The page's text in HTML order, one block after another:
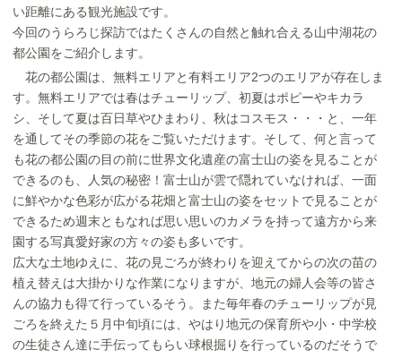
い距離にある観光施設です。
今回のうらろじ探訪ではたくさんの自然と触れ合える山中湖花の
都公園をご紹介します。
花の都公園は、無料エリアと有料エリア2つのエリアが存在しま
す。無料エリアでは春はチューリップ、初夏はポピーやキカラ
シ、そして夏は百日草やひまわり、秋はコスモス・・・と、一年
を通してその季節の花をご覧いただけます。そして、何と言って
も花の都公園の目の前に世界文化遺産の富士山の姿を見ることが
できるのも、人気の秘密！富士山が雲で隠れていなければ、一面
に鮮やかな色彩が広がる花畑と富士山の姿をセットで見ることが
できるため週末ともなれば思い思いのカメラを持って遠方から来
園する写真愛好家の方々の姿も多いです。
広大な土地ゆえに、花の見ごろが終わりを迎えてからの次の苗の
植え替えは大掛かりな作業になりますが、地元の婦人会等の皆さ
んの協力も得て行っているそう。また毎年春のチューリップが見
ごろを終えた５月中旬頃には、やはり地元の保育所や小・中学校
の生徒さん達に手伝ってもらい球根掘りを行っているのだそうで